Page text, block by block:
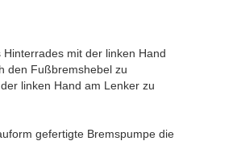
mit der linken Hand
den Fußbremshebel zu
linken Hand am Lenker zu
gefertigte Bremspumpe die